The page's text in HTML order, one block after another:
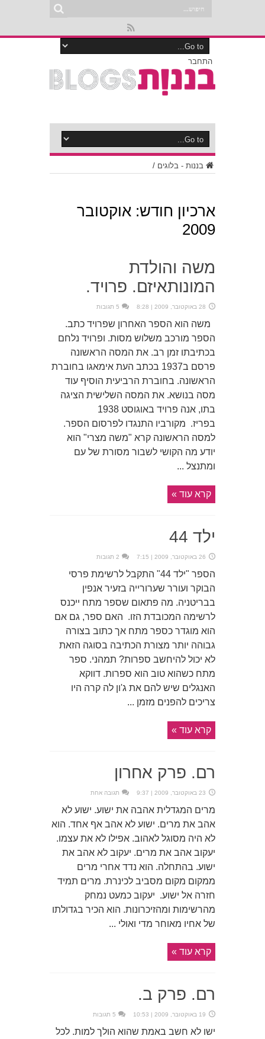
התחבר
בננות - בלוגים /
ארכיון חודש: אוקטובר
2009
משה והולדת
המונותאיזם. פרויד.
28 באוקטובר, 2009 | 8:28 5 תגובות
משה הוא הספר האחרון שפרויד כתב.
הספר מורכב משלוש מסות. ופרויד נלחם
בכתיבתו זמן רב. את המסה הראשונה
פרסם ב1937 בכתב העת אימאגו בחוברת
הראשונה. בחוברת הרביעית הוסיף עוד
מסה בנושא. את המסה השלישית הציגה
בתו, אנה פרויד באוגוסט 1938
בפריז. מקורביו התנגדו לפרסום הספר.
למסה הראשונה קרא "משה מצרי" הוא
יודע מה הקושי לשבור מסורת של עם
ומתנצל ...
קרא עוד »
ילד 44
26 באוקטובר, 2009 | 7:15 2 תגובות
הספר "ילד 44" התקבל לרשימת פרסי
הבוקר ועורר שערורייה בזעיר אנפין
בבריטניה. מה פתאום שספר מתח ייכנס
לרשימה המכובדת הזו. האם ספר, גם אם
הוא מוגדר כספר מתח אך כתוב בצורה
גבוהה יותר מצורת הכתיבה בסוגה הזאת
לא יכול להיחשב ספרות? תמהני. ספר
מתח כשהוא טוב הוא ספרות. דווקא
האנגלים שיש להם את ג'ון לה קרה היו
צריכים להפנים מזמן ...
קרא עוד »
רם. פרק אחרון
23 באוקטובר, 2009 | 9:37 תגובה אחת
מרים המגדלית אהבה את ישוע. ישוע לא
אהב את מרים. ישוע לא אהב אף אחד. הוא
לא היה מסוגל לאהוב. אפילו לא את עצמו.
יעקוב אהב את מרים. יעקוב לא אהב את
ישוע. בהתחלה. הוא נדד אחרי מרים
ממקום מקום מסביב לכינרת. מרים תמיד
חזרה אל ישוע. יעקוב כמעט נמחק
מהרשימות ומהזיכרונות. הוא הכיר בגדולתו
של אחיו מאוחר מדי ואולי ...
קרא עוד »
רם. פרק ב.
19 באוקטובר, 2009 | 10:53 5 תגובות
ישו לא חשב באמת שהוא הולך למות. לכל